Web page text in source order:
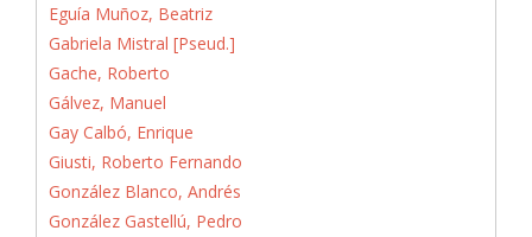
Eguía Muñoz, Beatriz
Gabriela Mistral [Pseud.]
Gache, Roberto
Gálvez, Manuel
Gay Calbó, Enrique
Giusti, Roberto Fernando
González Blanco, Andrés
González Gastellú, Pedro